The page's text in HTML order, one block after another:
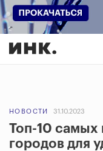
НОВОСТИ 31.10.2023
Топ-10 самых
городов для